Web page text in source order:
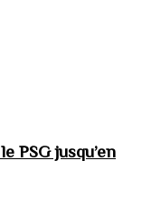
PSG jusqu’en